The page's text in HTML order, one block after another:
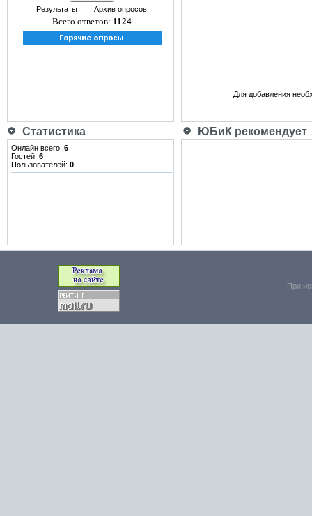
Результаты Архив опросов
Всего ответов: 1124
Для добавления
Статистика ЮБиК рекомендует
Онлайн всего: 6
Гостей: 6
Пользователей: 0
При